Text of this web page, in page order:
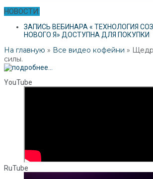
НОВОСТИ:
ЗАПИСЬ ВЕБИНАРА « ТЕХНОЛОГИЯ
НОВОГО Я» ДОСТУПНА ДЛЯ ПОКУПКИ
На главную » Все видео кофейни »
силы.
YouTube
RuTube